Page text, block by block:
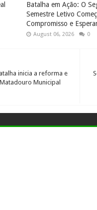
Batalha em Ação: O
Semestre Letivo
Compromisso e
August 06, 2026 0
inicia a reforma e
Municipal